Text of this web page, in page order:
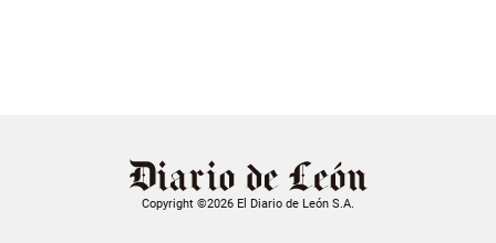
Copyright ©2026 El Diario de León S.A.